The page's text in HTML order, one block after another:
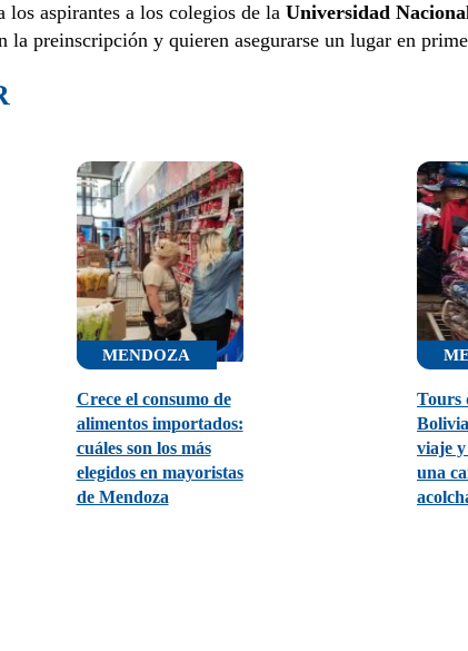
los aspirantes a los colegios de la Universidad
la preinscripción y quieren asegurarse un lugar en
MENDOZA
Crece el consumo de
alimentos importados:
cuáles son los más
elegidos en mayoristas
de Mendoza
Tours
viaje
una